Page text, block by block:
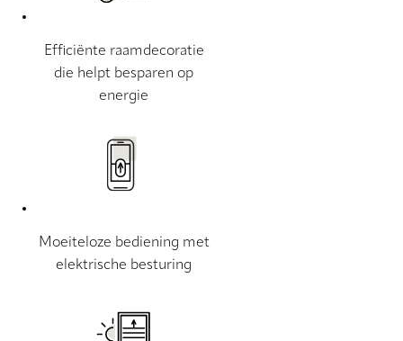
Efficiënte raamdecoratie
die helpt besparen op
energie
Moeiteloze bediening met
elektrische besturing